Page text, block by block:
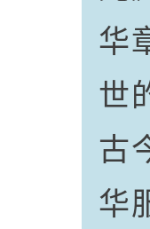
华
世
古
华